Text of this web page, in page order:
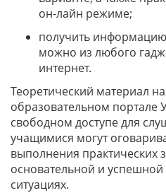
он-лайн режиме;
получить
можно из любого
интернет.
Теоретический материал
образовательном портале
свободном доступе для
учащимися могут
выполнения практических
основательной и
ситуациях.